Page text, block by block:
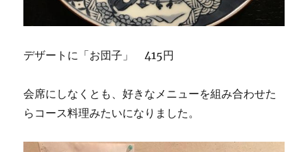
デザートに「お団子」 415円
会席にしなくとも、好きなメニューを組み合わせた
らコース料理みたいになりました。